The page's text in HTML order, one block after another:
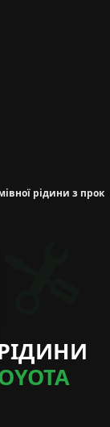
рідини з